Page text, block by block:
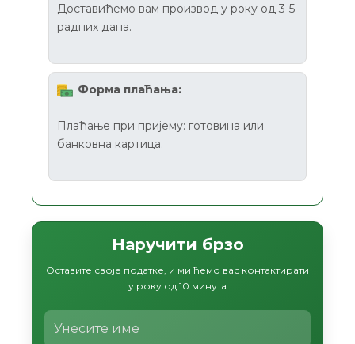
Доставићемо вам производ у року од 3-5
радних дана.
Форма плаћања:
Плаћање при пријему: готовина или
банковна картица.
Наручити брзо
Оставите своје податке, и ми ћемо вас контактирати
у року од 10 минута